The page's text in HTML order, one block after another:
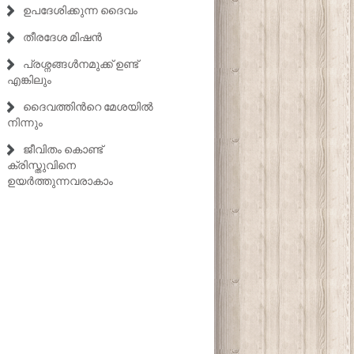
ഉപദേശിക്കുന്ന ദൈവം
തീരദേശ മിഷൻ
പ്രശ്നങ്ങൾനമുക്ക് ഉണ്ട്
എങ്കിലും
ദൈവത്തിൻറെ മേശയിൽ
നിന്നും
ജീവിതം കൊണ്ട്
ക്രിസ്തുവിനെ
ഉയർത്തുന്നവരാകാം